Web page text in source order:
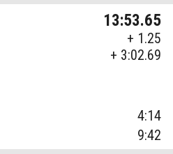
13:53.65
+ 1.25
+ 3:02.69
4:14
9:42